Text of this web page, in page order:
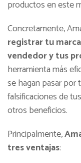
productos en este
Concretamente,
registrar tu
vendedor y tus
herramienta más
se hagan pasar por
falsificaciones de
otros beneficios.
Principalmente,
tres ventajas: